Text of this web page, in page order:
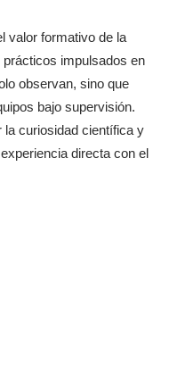
valor formativo de la
impulsados en
observan, sino que
bajo supervisión.
la curiosidad científica y
directa con el